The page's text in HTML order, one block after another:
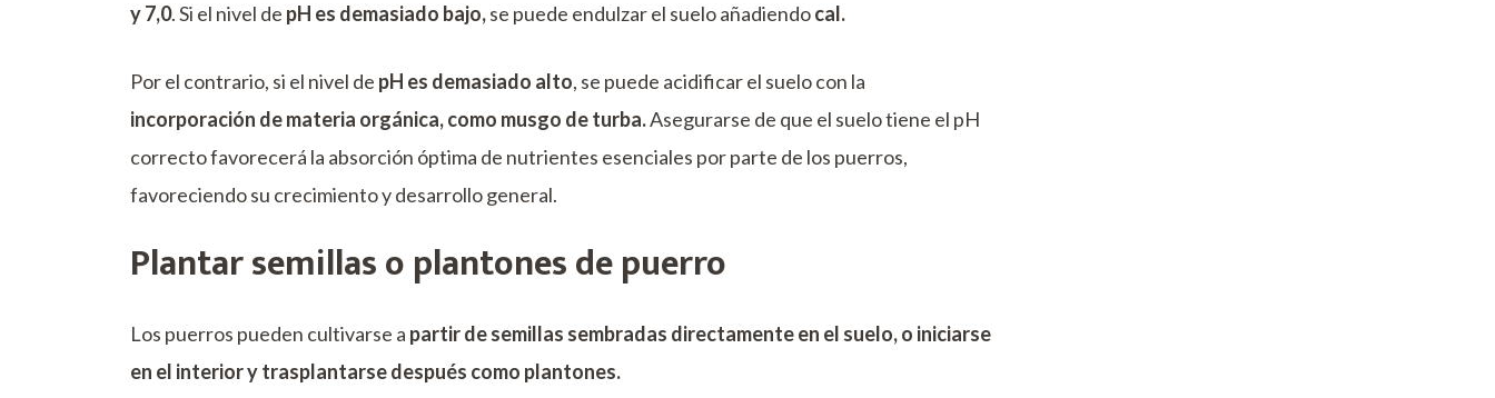
y 7,0. Si el nivel de pH es demasiado bajo,se puede endulzar el suelo añadiendocal.
Por el contrario, si el nivel de pH es demasiado alto, se puede acidificar el suelo con la
incorporación de materia orgánica, como musgo de turba.Asegurarse de que el suelo tiene el pH
correcto favorecerá la absorción óptima de nutrientes esenciales por parte de los puerros,
favoreciendo su crecimiento y desarrollo general.
Plantar semillas o plantones de puerro
Los puerros pueden cultivarse a partir de semillas sembradas directamente en el suelo, o iniciarse
en el interior y trasplantarse después como plantones.